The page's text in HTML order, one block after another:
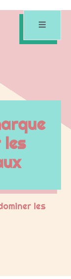
les
les